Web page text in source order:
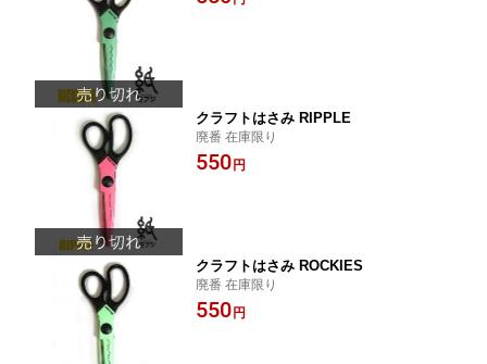
クラフトはさみ RIPPLE
廃番 在庫限り
550 円
クラフトはさみ ROCKIES
廃番 在庫限り
550 円